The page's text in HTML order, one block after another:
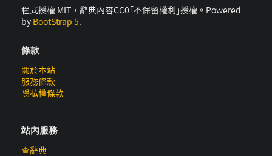
程式授權 MIT，辭典內容CC0｢不保留權利｣授權。Powered
by BootStrap 5.
條款
關於本站
服務條款
隱私權條款
站內服務
查辭典